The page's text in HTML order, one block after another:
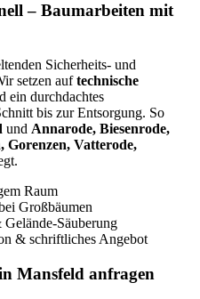
– Baumarbeiten mit
Sicherheits- und
setzen auftechnische
ein durchdachtes
bis zur Entsorgung. So
und Annarode, Biesenrode,
Gorenzen, Vatterode,
Raum
Großbäumen
Säuberung
& schriftliches Angebot
Mansfeld anfragen